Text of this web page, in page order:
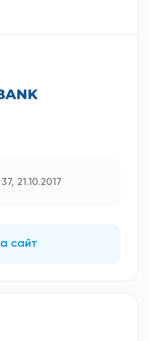
21.10.2017
сайт